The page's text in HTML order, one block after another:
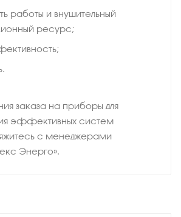
работы и внушительный
ресурс;
заказа на приборы для
эффективных систем
с менеджерами
Энерго».